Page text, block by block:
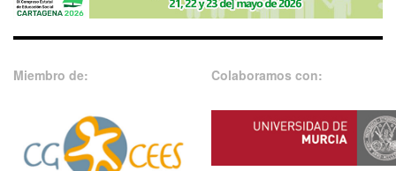
Miembro de: Colaboramos con: